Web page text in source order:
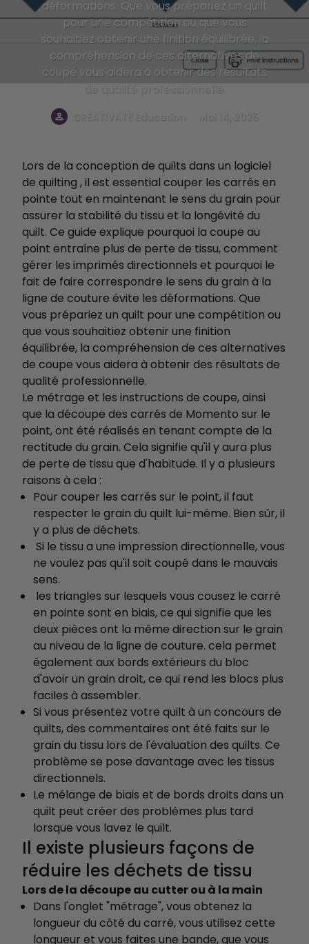
déformations. Que vous prépariez un quilt
pour une compétition ou que vous
souhaitiez obtenir une finition équilibrée, la
compréhension de ces alternatives de
coupe vous aidera à obtenir des résultats
Lors de la conception de quilts dans un logiciel
de quilting , il est essential couper les carrés en
pointe tout en maintenant le sens du grain pour
assurer la stabilité du tissu et la longévité du
quilt. Ce guide explique pourquoi la coupe au
point entraîne plus de perte de tissu, comment
gérer les imprimés directionnels et pourquoi le
fait de faire correspondre le sens du grain à la
ligne de couture évite les déformations. Que
vous prépariez un quilt pour une compétition ou
que vous souhaitiez obtenir une finition
équilibrée, la compréhension de ces alternatives
de coupe vous aidera à obtenir des résultats de
qualité professionnelle.
Le métrage et les instructions de coupe, ainsi
que la découpe des carrés de Momento sur le
point, ont été réalisés en tenant compte de la
rectitude du grain. Cela signifie qu'il y aura plus
de perte de tissu que d'habitude. Il y a plusieurs
raisons à cela :
Pour couper les carrés sur le point, il faut
respecter le grain du quilt lui-même. Bien sûr, il
y a plus de déchets.
Si le tissu a une impression directionnelle, vous
ne voulez pas qu'il soit coupé dans le mauvais
sens.
les triangles sur lesquels vous cousez le carré
en pointe sont en biais, ce qui signifie que les
deux pièces ont la même direction sur le grain
au niveau de la ligne de couture. cela permet
également aux bords extérieurs du bloc
d'avoir un grain droit, ce qui rend les blocs plus
faciles à assembler.
Si vous présentez votre quilt à un concours de
quilts, des commentaires ont été faits sur le
grain du tissu lors de l'évaluation des quilts. Ce
problème se pose davantage avec les tissus
directionnels.
Le mélange de biais et de bords droits dans un
quilt peut créer des problèmes plus tard
lorsque vous lavez le quilt.
Il existe plusieurs façons de
réduire les déchets de tissu
Lors de la découpe au cutter ou à la main
Dans l'onglet "métrage", vous obtenez la
longueur du côté du carré, vous utilisez cette
longueur et vous faites une bande, que vous